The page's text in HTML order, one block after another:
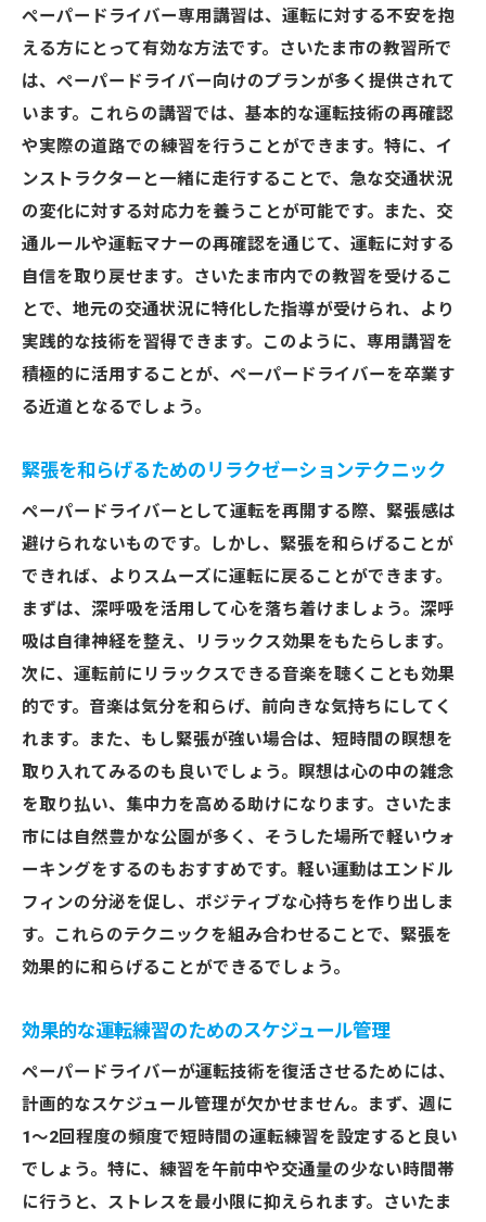
ペーパードライバー専用講習は、運転に対する不安を抱
える方にとって有効な方法です。さいたま市の教習所で
は、ペーパードライバー向けのプランが多く提供されて
います。これらの講習では、基本的な運転技術の再確認
や実際の道路での練習を行うことができます。特に、イ
ンストラクターと一緒に走行することで、急な交通状況
の変化に対する対応力を養うことが可能です。また、交
通ルールや運転マナーの再確認を通じて、運転に対する
自信を取り戻せます。さいたま市内での教習を受けるこ
とで、地元の交通状況に特化した指導が受けられ、より
実践的な技術を習得できます。このように、専用講習を
積極的に活用することが、ペーパードライバーを卒業す
る近道となるでしょう。
緊張を和らげるためのリラクゼーションテクニック
ペーパードライバーとして運転を再開する際、緊張感は
避けられないものです。しかし、緊張を和らげることが
できれば、よりスムーズに運転に戻ることができます。
まずは、深呼吸を活用して心を落ち着けましょう。深呼
吸は自律神経を整え、リラックス効果をもたらします。
次に、運転前にリラックスできる音楽を聴くことも効果
的です。音楽は気分を和らげ、前向きな気持ちにしてく
れます。また、もし緊張が強い場合は、短時間の瞑想を
取り入れてみるのも良いでしょう。瞑想は心の中の雑念
を取り払い、集中力を高める助けになります。さいたま
市には自然豊かな公園が多く、そうした場所で軽いウォ
ーキングをするのもおすすめです。軽い運動はエンドル
フィンの分泌を促し、ポジティブな心持ちを作り出しま
す。これらのテクニックを組み合わせることで、緊張を
効果的に和らげることができるでしょう。
効果的な運転練習のためのスケジュール管理
ペーパードライバーが運転技術を復活させるためには、
計画的なスケジュール管理が欠かせません。まず、週に
1〜2回程度の頻度で短時間の運転練習を設定すると良い
でしょう。特に、練習を午前中や交通量の少ない時間帯
に行うと、ストレスを最小限に抑えられます。さいたま